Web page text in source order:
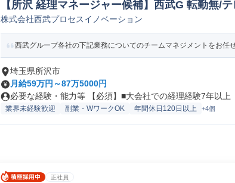
【所沢 経理マネージャー候補】西武G 転勤無/
経理/財務事務
株式会社西武プロセスイノベーション
西武グループ各社の下記業務についてのチームマネジメントをお任
埼玉県所沢市
月給59万円～87万5000円
必要な経験・能力等 【必須】■大会社での経理経験7年以上
業界未経験歓迎 副業・WワークOK 年間休日120日以上 +4個
正社員